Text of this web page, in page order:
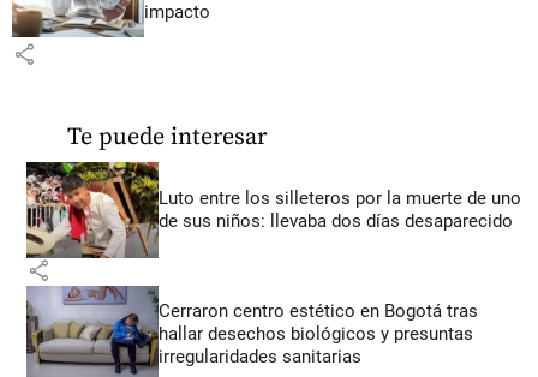
impacto
share
Te puede interesar
Luto entre los silleteros por la muerte de uno
de sus niños: llevaba dos días desaparecido
share
Cerraron centro estético en Bogotá tras
hallar desechos biológicos y presuntas
irregularidades sanitarias